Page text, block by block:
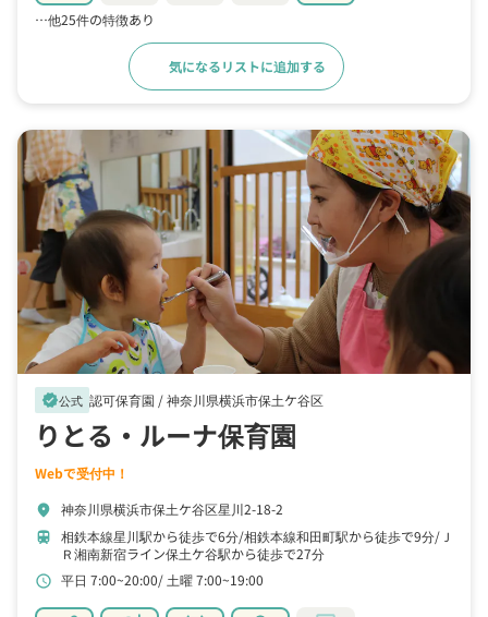
…他25件の特徴あり
気になるリストに追加する
verified公式 認可保育園 /神奈川県横浜市保土ケ谷区
りとる・ルーナ保育園
Webで受付中！
location_on 神奈川県横浜市保土ケ谷区星川2-18-2
train 相鉄本線星川駅から徒歩で6分 相鉄本線和田町駅から徒歩で9分
Ｊ
Ｒ湘南新宿ライン保土ケ谷駅から徒歩で27分
schedule 平日 7:00~20:00 土曜 7:00~19:00